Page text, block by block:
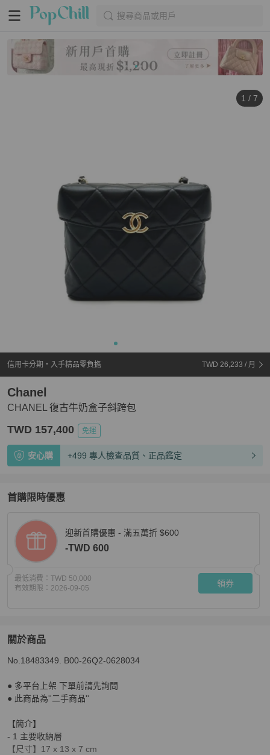
搜尋商品或用戶
1 / 7
信用卡分期・入手精品零負擔 TWD 26,233 / 月
CHANEL 復古牛奶盒子斜跨包
Chanel
TWD 157,400 免運
安心購 +499 專人檢查品質、正品鑑定
首購限時優惠
迎新首購優惠 - 滿五萬折 $600
-TWD 600
最低消費： TWD 50,000
有效期限： 2026-09-05 領券
關於商品
關於CHANEL 復古牛奶盒子斜跨包
No.18483349. B00-26Q2-0628034
● 多平台上架 下單前請先詢問
● 此商品為''二手商品''
【簡介】
- 1 主要收納層
【尺寸】17 x 13 x 7 cm